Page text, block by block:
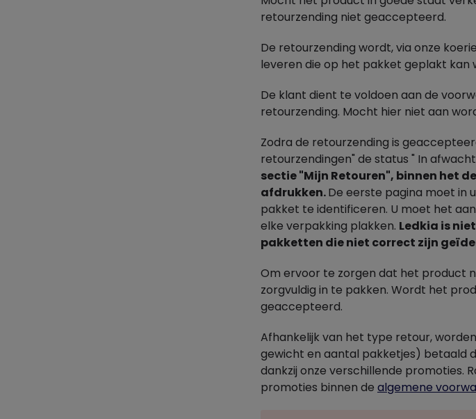
retourzending niet geaccepteerd.
De retourzending wordt, via onze
leveren die op het pakket geplakt kan
De klant dient te voldoen aan de
retourzending. Mocht hier niet aan
Zodra de retourzending is
retourzendingen" de status " In
sectie "Mijn Retouren", binnen het
afdrukken.De eerste pagina moet in
pakket te identificeren. U moet het
elke verpakking plakken. Ledkia is
pakketten die niet correct zijn
Om ervoor te zorgen dat het product
zorgvuldig in te pakken. Wordt het
geaccepteerd.
Afhankelijk van het type retour,
gewicht en aantal pakketjes) betaald
dankzij onze verschillende promoties.
promoties binnen de algemene